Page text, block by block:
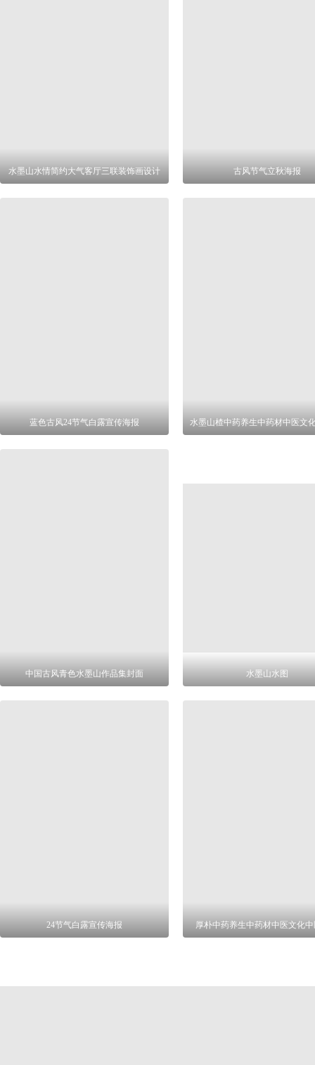
水墨山水情简约大气客厅三联装饰画设计 古风节气立秋海报
蓝色古风24节气白露宣传海报
中国古风青色水墨山作品集封面 水墨山水图
24节气白露宣传海报 厚朴中药养生中药材中医文化